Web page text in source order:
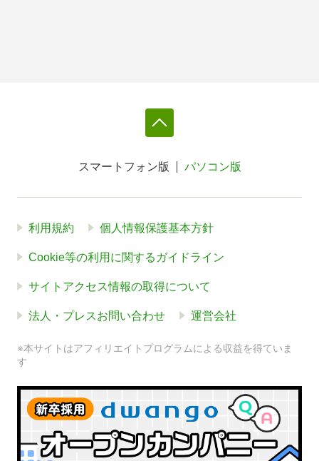
スマートフォン版 パソコン版
利用規約 個人情報保護基本方針
Cookie等の利用に関するガイドライン
サイトアクセス情報の取得について
法人・プレスお問い合わせ 運営会社
※本サイトはアフィリエイトプログラムによる収益を得ていま
す